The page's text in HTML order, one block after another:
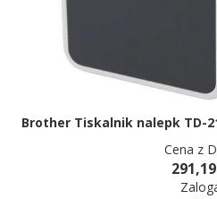
Brother Tiskalnik nalepk TD-
Cena z